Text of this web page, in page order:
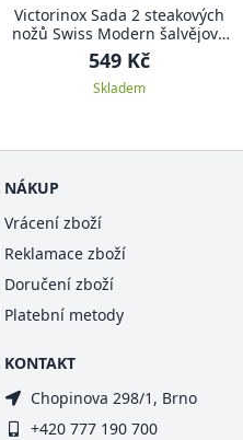
Victorinox Sada 2 steakových
nožů Swiss Modern šalvějově
zelená
549 Kč
Skladem
NÁKUP
Vrácení zboží
Reklamace zboží
Doručení zboží
Platební metody
KONTAKT
Chopinova 298/1, Brno
+420 777 190 700